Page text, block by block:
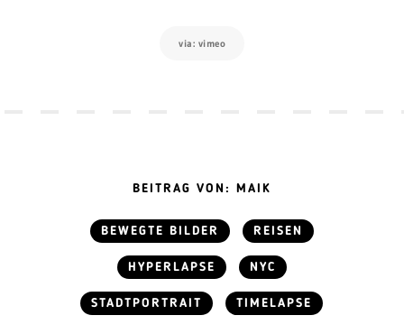
via: vimeo
BEITRAG VON: MAIK
BEWEGTE BILDER REISEN
HYPERLAPSE NYC
STADTPORTRAIT TIMELAPSE